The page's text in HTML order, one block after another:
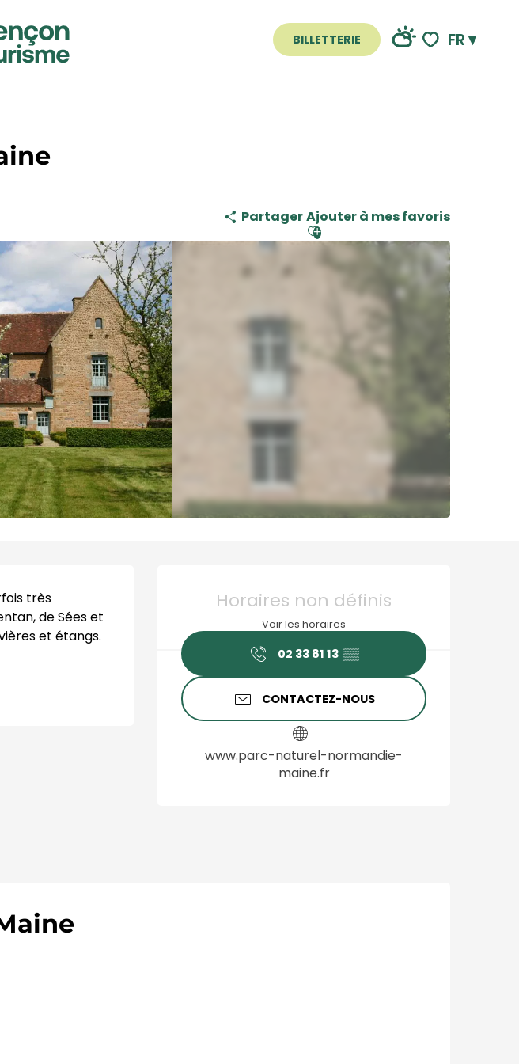
BILLETTERIE FR
PartagerAjouter aux favoris
Ajouter à mes favoris
Ouverture et
Horaires non définis
Voir les horaires
02 33 81 13 ▒▒
CONTACTEZ-NOUS
www.parc-naturel-normandie-
maine.fr
très
de Sées et
et étangs.